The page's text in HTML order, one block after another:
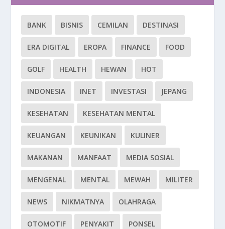
BANK BISNIS CEMILAN DESTINASI
ERA DIGITAL EROPA FINANCE FOOD
GOLF HEALTH HEWAN HOT
INDONESIA INET INVESTASI JEPANG
KESEHATAN KESEHATAN MENTAL
KEUANGAN KEUNIKAN KULINER
MAKANAN MANFAAT MEDIA SOSIAL
MENGENAL MENTAL MEWAH MILITER
NEWS NIKMATNYA OLAHRAGA
OTOMOTIF PENYAKIT PONSEL